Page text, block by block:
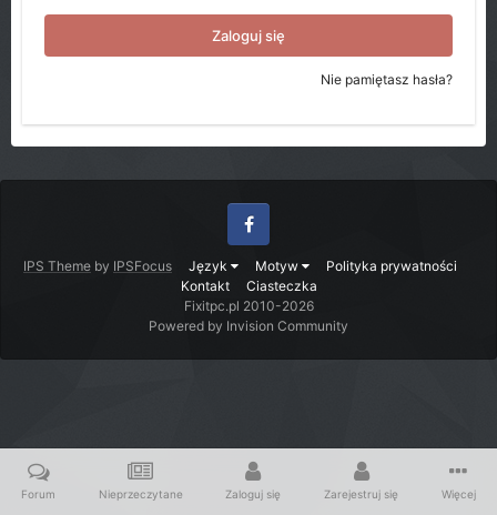
Zaloguj się
Nie pamiętasz hasła?
IPS Theme by IPSFocus Język Motyw
Polityka prywatności
Kontakt
Ciasteczka
Facebook
Fixitpc.pl 2010-2026
Powered by Invision Community
Forum Nieprzeczytane Zaloguj się Zarejestruj się Więcej